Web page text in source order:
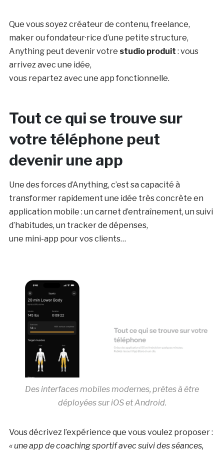
Que vous soyez créateur de contenu, freelance,
maker ou fondateur·rice d’une petite structure,
Anything peut devenir votre studio produit : vous
arrivez avec une idée,
vous repartez avec une app fonctionnelle.
Tout ce qui se trouve sur
votre téléphone peut
devenir une app
Une des forces d’Anything, c’est sa capacité à
transformer rapidement une idée très concrète en
application mobile : un carnet d’entraînement, un suivi
d’habitudes, un tracker de dépenses,
une mini-app pour vos clients…
Des interfaces mobiles modernes, prêtes à être
déployées sur iOS et Android.
Vous décrivez l’expérience que vous voulez proposer :
« une app de coaching sportif avec suivi des séances,